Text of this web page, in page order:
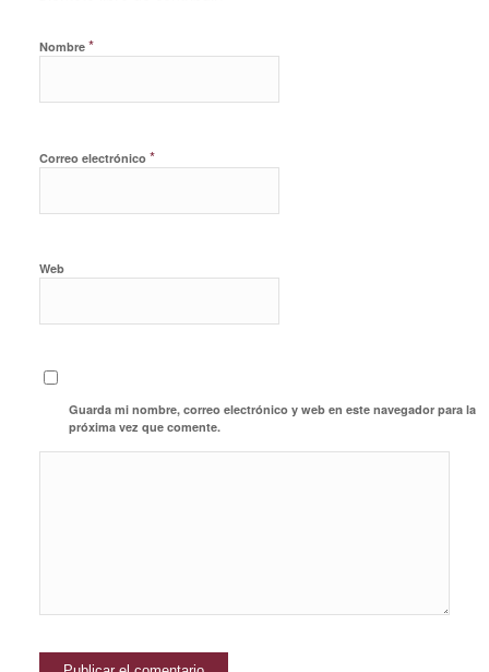
Nombre *
Correo electrónico *
Web
Guarda mi nombre, correo electrónico y web en este navegador para la
próxima vez que comente.